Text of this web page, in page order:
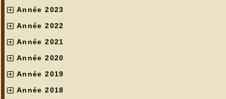
Année 2023
Année 2022
Année 2021
Année 2020
Année 2019
Année 2018